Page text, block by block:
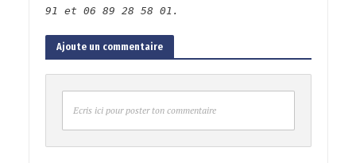
91 et 06 89 28 58 01.
Ajoute un commentaire
Ecris ici pour poster ton commentaire